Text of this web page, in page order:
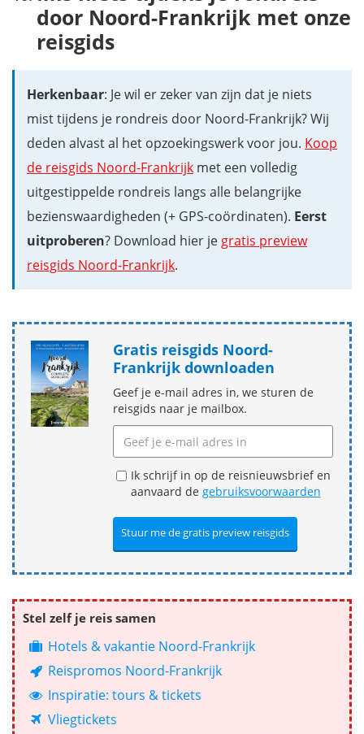
door Noord-Frankrijk met onze
reisgids
Herkenbaar: Je wil er zeker van zijn dat je niets
mist tijdens je rondreis door Noord-Frankrijk? Wij
deden alvast al het opzoekingswerk voor jou. Koop
de reisgids Noord-Frankrijk met een volledig
uitgestippelde rondreis langs alle belangrijke
bezienswaardigheden (+ GPS-coördinaten). Eerst
uitproberen? Download hier je gratis preview
reisgids Noord-Frankrijk.
Gratis reisgids Noord-
Frankrijk downloaden
Geef je e-mail adres in, we sturen de
reisgids naar je mailbox.
Ik schrijf in op de reisnieuwsbrief en
aanvaard de gebruiksvoorwaarden
Stel zelf je reis samen
Hotels & vakantie Noord-Frankrijk
Reispromos Noord-Frankrijk
Inspiratie: tours & tickets
Vliegtickets